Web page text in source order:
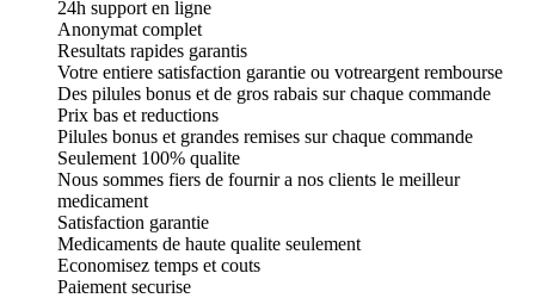
24h support en ligne
Anonymat complet
Resultats rapides garantis
Votre entiere satisfaction garantie ou votreargent rembourse
Des pilules bonus et de gros rabais sur chaque commande
Prix bas et reductions
Pilules bonus et grandes remises sur chaque commande
Seulement 100% qualite
Nous sommes fiers de fournir a nos clients le meilleur
medicament
Satisfaction garantie
Medicaments de haute qualite seulement
Economisez temps et couts
Paiement securise